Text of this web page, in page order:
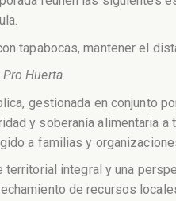
tapabocas, mantener el
Huerta
gestionada en conjunto
y soberanía alimentaria
a familias y
territorial integral y una
de recursos